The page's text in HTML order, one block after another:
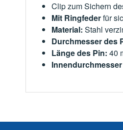
Clip zum Sichern
Mit Ringfederfür
Material: Stahl
Durchmesser des
Länge des Pin: 40